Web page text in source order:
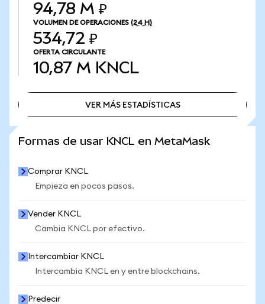
94,78 M ₽
VOLUMEN DE OPERACIONES (24 H)
534,72 ₽
OFERTA CIRCULANTE
10,87 M KNCL
VER MÁS ESTADÍSTICAS
Formas de usar KNCL en MetaMask
Comprar KNCL
Empieza en pocos pasos.
Vender KNCL
Cambia KNCL por efectivo.
Intercambiar KNCL
Intercambia KNCL en y entre blockchains.
Predecir